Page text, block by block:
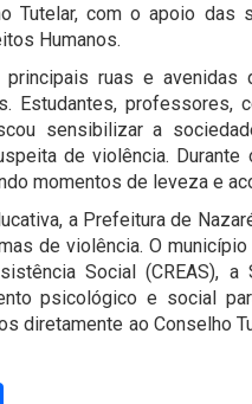
Tutelar, com o apoio das
Humanos.
ruas e
Estudantes, professores,
sensibilizar a
de violência.
momentos de leveza e
a Prefeitura de
de violência. O
Social (CREAS),
psicológico e social
diretamente ao Conselho